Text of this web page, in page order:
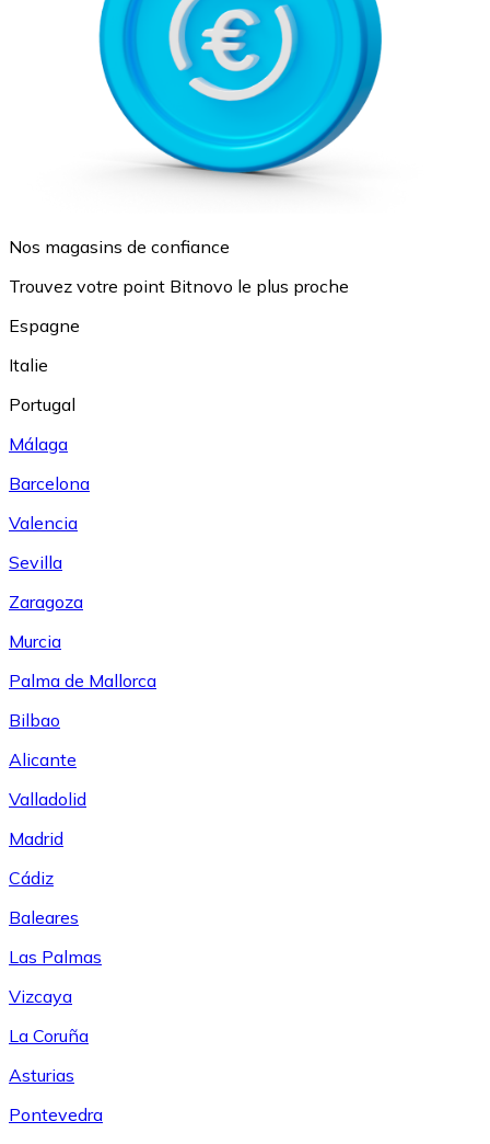
Nos magasins de confiance
Trouvez votre point Bitnovo le plus proche
Espagne
Italie
Portugal
Málaga
Barcelona
Valencia
Sevilla
Zaragoza
Murcia
Palma de Mallorca
Bilbao
Alicante
Valladolid
Madrid
Cádiz
Baleares
Las Palmas
Vizcaya
La Coruña
Asturias
Pontevedra